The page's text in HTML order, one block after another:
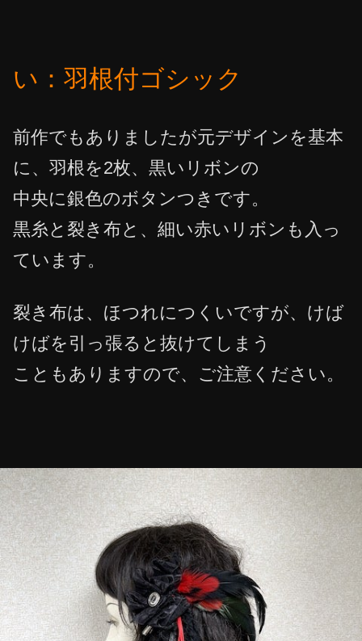
い：羽根付ゴシック
前作でもありましたが元デザインを基本
に、羽根を2枚、黒いリボンの
中央に銀色のボタンつきです。
黒糸と裂き布と、細い赤いリボンも入っ
ています。
裂き布は、ほつれにつくいですが、けば
けばを引っ張ると抜けてしまう
こともありますので、ご注意ください。